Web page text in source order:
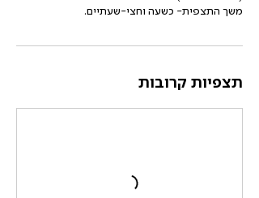
משך התצפית- כשעה וחצי-שעתיים.
תצפיות קרובות